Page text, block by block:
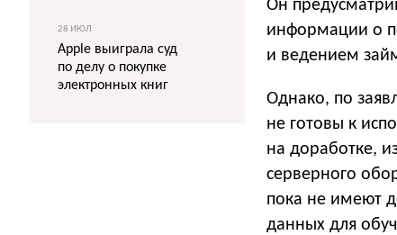
Он
информации о
и ведением
Однако, по
не готовы к
на доработке,
серверного
пока не имеют
данных для
28 ИЮЛ
Apple выиграла суд
по делу о покупке
электронных книг